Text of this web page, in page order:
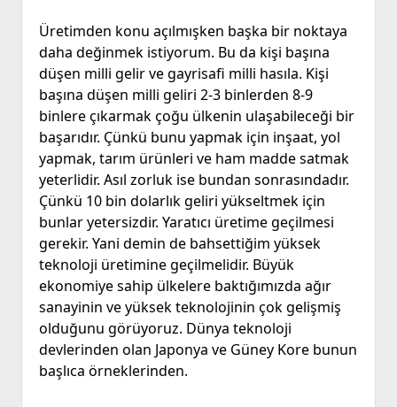
Üretimden konu açılmışken başka bir noktaya
daha değinmek istiyorum. Bu da kişi başına
düşen milli gelir ve gayrisafi milli hasıla. Kişi
başına düşen milli geliri 2-3 binlerden 8-9
binlere çıkarmak çoğu ülkenin ulaşabileceği bir
başarıdır. Çünkü bunu yapmak için inşaat, yol
yapmak, tarım ürünleri ve ham madde satmak
yeterlidir. Asıl zorluk ise bundan sonrasındadır.
Çünkü 10 bin dolarlık geliri yükseltmek için
bunlar yetersizdir. Yaratıcı üretime geçilmesi
gerekir. Yani demin de bahsettiğim yüksek
teknoloji üretimine geçilmelidir. Büyük
ekonomiye sahip ülkelere baktığımızda ağır
sanayinin ve yüksek teknolojinin çok gelişmiş
olduğunu görüyoruz. Dünya teknoloji
devlerinden olan Japonya ve Güney Kore bunun
başlıca örneklerinden.